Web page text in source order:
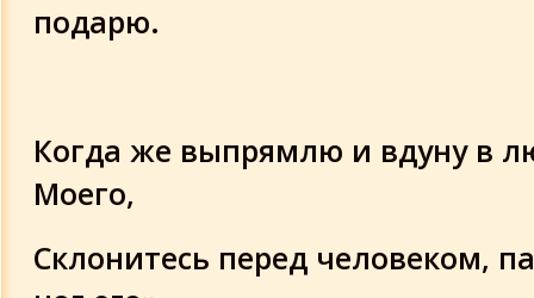
подарю.
Когда же выпрямлю и вдуну в
Моего,
Склонитесь перед человеком,